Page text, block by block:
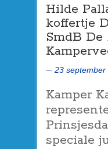
Hilde
koffertje
SmdB
23 september
Kamper
speciale